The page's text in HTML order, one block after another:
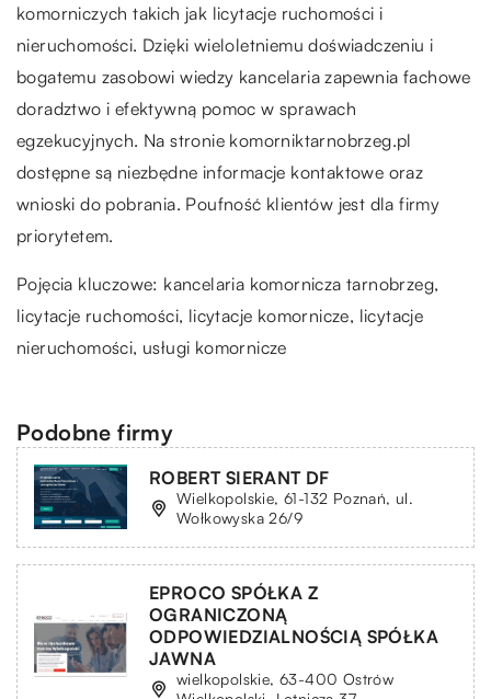
komorniczych takich jak licytacje ruchomości i
nieruchomości. Dzięki wieloletniemu doświadczeniu i
bogatemu zasobowi wiedzy kancelaria zapewnia fachowe
doradztwo i efektywną pomoc w sprawach
egzekucyjnych. Na stronie komorniktarnobrzeg.pl
dostępne są niezbędne informacje kontaktowe oraz
wnioski do pobrania. Poufność klientów jest dla firmy
priorytetem.
Pojęcia kluczowe: kancelaria komornicza tarnobrzeg,
licytacje ruchomości, licytacje komornicze, licytacje
nieruchomości, usługi komornicze
Podobne firmy
ROBERT SIERANT DF
Wielkopolskie, 61-132 Poznań, ul.
Wołkowyska 26/9
EPROCO SPÓŁKA Z
OGRANICZONĄ
ODPOWIEDZIALNOŚCIĄ SPÓŁKA
JAWNA
wielkopolskie, 63-400 Ostrów